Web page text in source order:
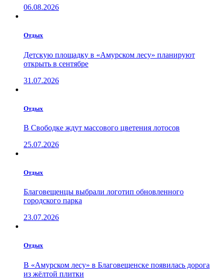
06.08.2026
Отдых
Детскую площадку в «Амурском лесу» планируют
открыть в сентябре
31.07.2026
Отдых
В Свободке ждут массового цветения лотосов
25.07.2026
Отдых
Благовещенцы выбрали логотип обновленного
городского парка
23.07.2026
Отдых
В «Амурском лесу» в Благовещенске появилась дорога
из жёлтой плитки